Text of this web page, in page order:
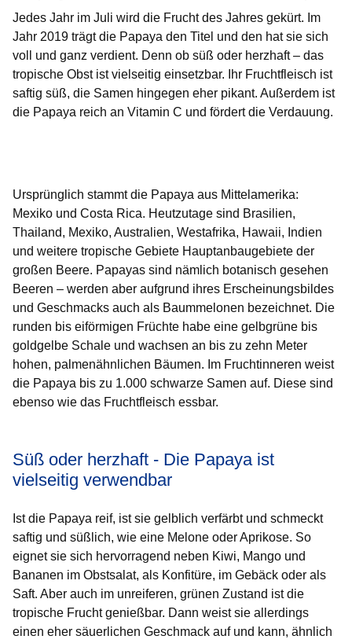
Jedes Jahr im Juli wird die Frucht des Jahres gekürt. Im
Jahr 2019 trägt die Papaya den Titel und den hat sie sich
voll und ganz verdient. Denn ob süß oder herzhaft – das
tropische Obst ist vielseitig einsetzbar. Ihr Fruchtfleisch ist
saftig süß, die Samen hingegen eher pikant. Außerdem ist
die Papaya reich an Vitamin C und fördert die Verdauung.
Ursprünglich stammt die Papaya aus Mittelamerika:
Mexiko und Costa Rica. Heutzutage sind Brasilien,
Thailand, Mexiko, Australien, Westafrika, Hawaii, Indien
und weitere tropische Gebiete Hauptanbaugebiete der
großen Beere. Papayas sind nämlich botanisch gesehen
Beeren – werden aber aufgrund ihres Erscheinungsbildes
und Geschmacks auch als Baummelonen bezeichnet. Die
runden bis eiförmigen Früchte habe eine gelbgrüne bis
goldgelbe Schale und wachsen an bis zu zehn Meter
hohen, palmenähnlichen Bäumen. Im Fruchtinneren weist
die Papaya bis zu 1.000 schwarze Samen auf. Diese sind
ebenso wie das Fruchtfleisch essbar.
Süß oder herzhaft - Die Papaya ist
vielseitig verwendbar
Ist die Papaya reif, ist sie gelblich verfärbt und schmeckt
saftig und süßlich, wie eine Melone oder Aprikose. So
eignet sie sich hervorragend neben Kiwi, Mango und
Bananen im Obstsalat, als Konfitüre, im Gebäck oder als
Saft. Aber auch im unreiferen, grünen Zustand ist die
tropische Frucht genießbar. Dann weist sie allerdings
einen eher säuerlichen Geschmack auf und kann, ähnlich